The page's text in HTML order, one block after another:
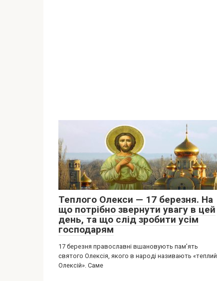
Теплого Олекси — 17 березня. На
що потрібно звернути увагу в цей
день, та що слід зробити усім
господарям
17 березня православні вшановують пам’ять
святого Олексія, якого в народі називають «теплий
Олексій». Саме